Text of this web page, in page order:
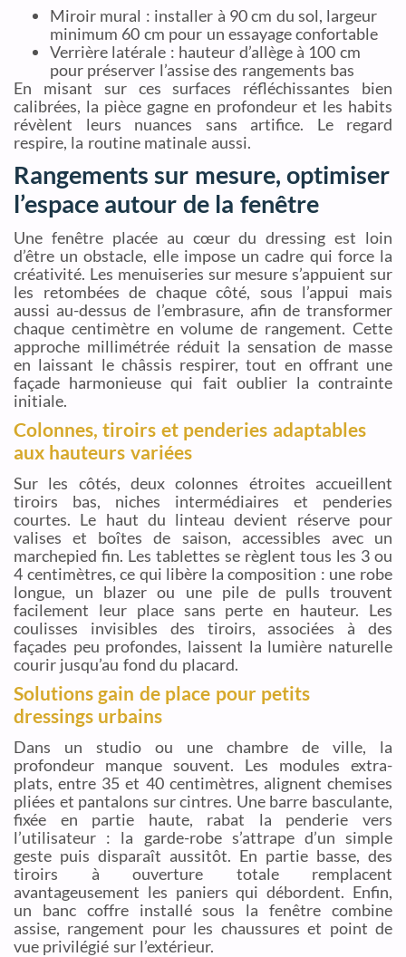
Miroir mural : installer à 90 cm du sol, largeur
minimum 60 cm pour un essayage confortable
Verrière latérale : hauteur d’allège à 100 cm
pour préserver l’assise des rangements bas
En misant sur ces surfaces réfléchissantes bien
calibrées, la pièce gagne en profondeur et les habits
révèlent leurs nuances sans artifice. Le regard
respire, la routine matinale aussi.
Rangements sur mesure, optimiser
l’espace autour de la fenêtre
Une fenêtre placée au cœur du dressing est loin
d’être un obstacle, elle impose un cadre qui force la
créativité. Les menuiseries sur mesure s’appuient sur
les retombées de chaque côté, sous l’appui mais
aussi au-dessus de l’embrasure, afin de transformer
chaque centimètre en volume de rangement. Cette
approche millimétrée réduit la sensation de masse
en laissant le châssis respirer, tout en offrant une
façade harmonieuse qui fait oublier la contrainte
initiale.
Colonnes, tiroirs et penderies adaptables
aux hauteurs variées
Sur les côtés, deux colonnes étroites accueillent
tiroirs bas, niches intermédiaires et penderies
courtes. Le haut du linteau devient réserve pour
valises et boîtes de saison, accessibles avec un
marchepied fin. Les tablettes se règlent tous les 3 ou
4 centimètres, ce qui libère la composition : une robe
longue, un blazer ou une pile de pulls trouvent
facilement leur place sans perte en hauteur. Les
coulisses invisibles des tiroirs, associées à des
façades peu profondes, laissent la lumière naturelle
courir jusqu’au fond du placard.
Solutions gain de place pour petits
dressings urbains
Dans un studio ou une chambre de ville, la
profondeur manque souvent. Les modules extra-
plats, entre 35 et 40 centimètres, alignent chemises
pliées et pantalons sur cintres. Une barre basculante,
fixée en partie haute, rabat la penderie vers
l’utilisateur : la garde-robe s’attrape d’un simple
geste puis disparaît aussitôt. En partie basse, des
tiroirs à ouverture totale remplacent
avantageusement les paniers qui débordent. Enfin,
un banc coffre installé sous la fenêtre combine
assise, rangement pour les chaussures et point de
vue privilégié sur l’extérieur.